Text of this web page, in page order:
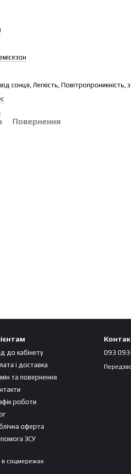
сонця, Легкість,
Повернення
до кабінету
і доставка
та повернення
роботи
оферта
ЗСУ
соцмережах
093